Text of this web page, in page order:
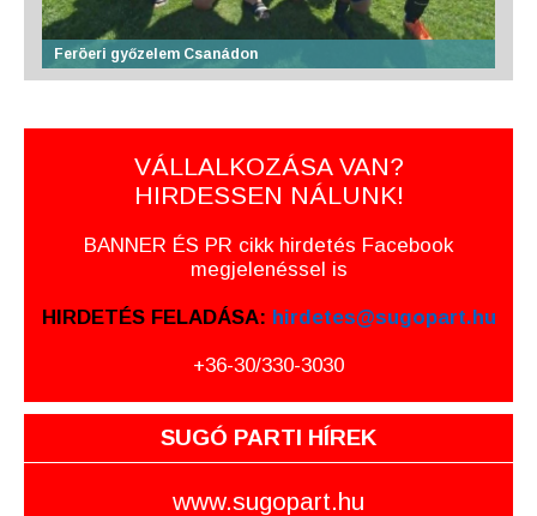
Feröeri győzelem Csanádon
VÁLLALKOZÁSA VAN?
HIRDESSEN NÁLUNK!
BANNER ÉS PR cikk hirdetés Facebook
megjelenéssel is
HIRDETÉS FELADÁSA: hirdetes@sugopart.hu
+36-30/330-3030
SUGÓ PARTI HÍREK
www.sugopart.hu